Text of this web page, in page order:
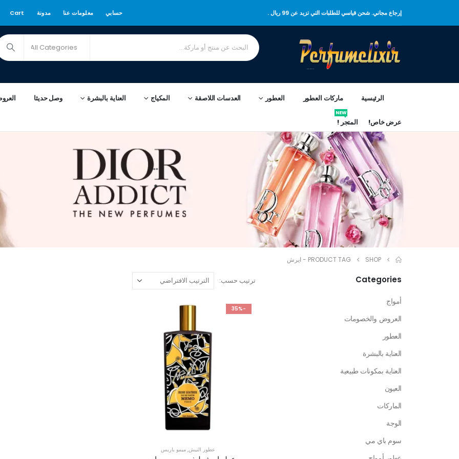
إرجاع مجاني. شحن قياسي للطلبات التي تزيد عن 99 ريال . حسابي معلومات عنا مدونة Cart
الرئيسية ماركات العطور العطور العدسات اللاصقة المكياج العناية بالبشرة وصل حديثا
عرض خاص! المتجر !
NEW
****
*
SHOP
PRODUCT TAG - ايرش
ترتيب حسب:
-35%
عطور النيش,ميمو باريس
Categories
أمواج
العروض والخصومات
العطور
العناية بالبشرة
العناية بمكونات طبيعية
العيون
الماركات
الوجة
سوم باي مي